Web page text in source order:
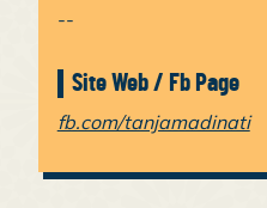
--
Site Web / Fb Page
fb.com/tanjamadinati